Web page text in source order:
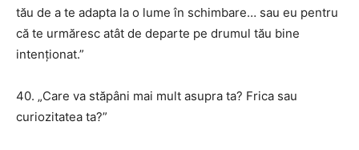
tău de a te adapta la o lume în schimbare… sau eu pentru
că te urmăresc atât de departe pe drumul tău bine
intenționat.”
40. „Care va stăpâni mai mult asupra ta? Frica sau
curiozitatea ta?”